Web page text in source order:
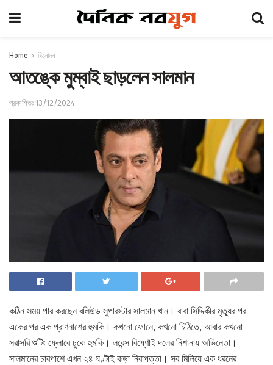
Home বিনোদন
আতঙ্কে মুম্বাই ছাড়লেন সালমান
প্রকাশিতঃ 13/12/2024
কঠিন সময় পার করছেন বলিউড সুপারস্টার সালমান খান। বাবা সিদ্দিকীর মৃত্যুর পর
একের পর এক প্রাণনাশের হুমকি। কখনো ফোনে, কখনো চিঠিতে, আবার কখনো
সরাসরি শুটিং ফ্লোরে ঢুকে হুমকি। লরেন্স বিষ্ণোই দলের নিশানায় অভিনেতা।
সালমানের চারপাশে এখন ২৪ ঘণ্টাই কড়া নিরাপত্তা। সব মিলিয়ে এক ধরনের